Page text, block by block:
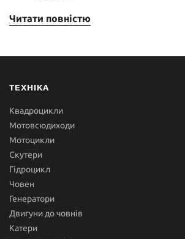
Читати повністю
ТЕХНІКА
Квадроцикли
Мотовсюдиходи
Мотоцикли
Скутери
Гідроцикл
Човен
Генератори
Двигуни до човнів
Катери